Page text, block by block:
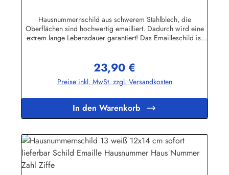
Nummer Zahl Ziffe
Hausnummernschild aus schwerem Stahlblech, die
Oberflächen sind hochwertig emailliert. Dadurch wird eine
extrem lange Lebensdauer garantiert! Das Emailleschild ist
stand! Wetterfest und UV-beständigNicht das Passende
gefunden? Hier geht's zu den Hausnummern nach Wunsch
Herstellerinformationen:Buddel-Bini Inh. Eda Binikowski
Regulärer Preis:
23,90 €
Preise inkl. MwSt. zzgl. Versandkosten
In den Warenkorb